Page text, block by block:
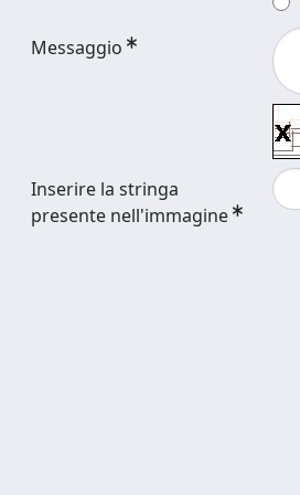
Messaggio
Inserire la stringa
presente nell'immagine